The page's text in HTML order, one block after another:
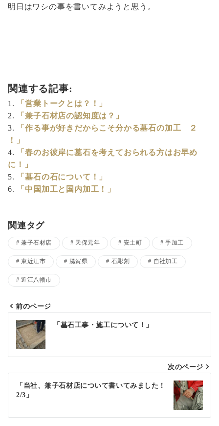
明日はワシの事を書いてみようと思う。
関連する記事:
「営業トークとは？！」
「兼子石材店の認知度は？」
「作る事が好きだからこそ分かる墓石の加工 ２
！」
「春のお彼岸に墓石を考えておられる方はお早め
に！」
「墓石の石について！」
「中国加工と国内加工！」
関連タグ
兼子石材店 天保元年 安土町 手加工
東近江市 滋賀県 石彫刻 自社加工
近江八幡市
投
稿
ナ
ビ
シ
前のページ
「墓石工事・施工について！」
次のページ
「当社、兼子石材店について書いてみました！
2/3」